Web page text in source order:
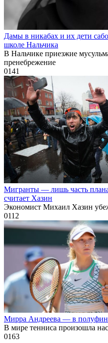
Дамы в никабах и их дети
школе Нальчика
В Нальчике приезжие
пренебрежение
0141
Мигранты — лишь часть
считает Хазин
Экономист Михаил Хазин
0112
Мирра Андреева — в
В мире тенниса произошла
0163